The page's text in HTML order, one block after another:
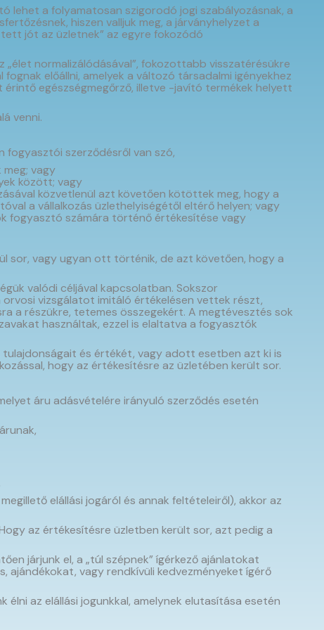
lehet a folyamatosan szigorodó jogi szabályozásnak, a
hiszen valljuk meg, a járványhelyzet a
jót az üzletnek” az egyre fokozódó
normalizálódásával”, fokozottabb visszatérésükre
előállni, amelyek a változó társadalmi igényekhez
egészségmegőrző, illetve -javító termékek helyett
venni.
fogyasztói szerződésről van szó,
vagy
között; vagy
közvetlenül azt követően kötöttek meg, hogy a
a vállalkozás üzlethelyiségétől eltérő helyen; vagy
fogyasztó számára történő értékesítése vagy
sor, vagy ugyan ott történik, de azt követően, hogy a
valódi céljával kapcsolatban. Sokszor
vizsgálatot imitáló értékelésen vettek részt,
a részükre, tetemes összegekért. A megtévesztés sok
használtak, ezzel is elaltatva a fogyasztók
és értékét, vagy adott esetben azt ki is
hogy az értékesítésre az üzletében került sor.
áru adásvételére irányuló szerződés esetén
elállási jogáról és annak feltételeiről), akkor az
az értékesítésre üzletben került sor, azt pedig a
járjunk el, a „túl szépnek” ígérkező ajánlatokat
ajándékokat, vagy rendkívüli kedvezményeket ígérő
az elállási jogunkkal, amelynek elutasítása esetén